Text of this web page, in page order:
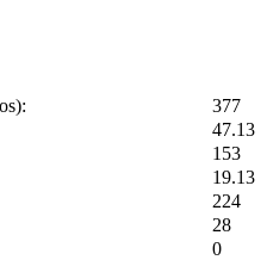
377
47.13
153
19.13
224
28
0